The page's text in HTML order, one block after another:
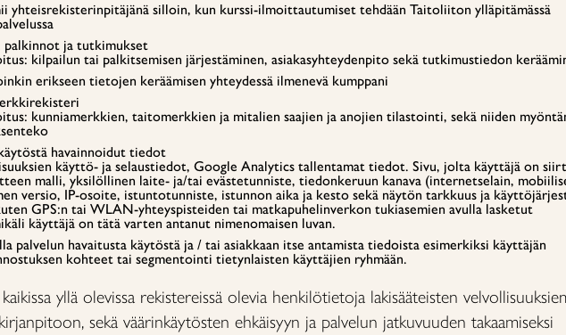
silloin, kun kurssi-ilmoittautumiset tehdään Taitoliiton ylläpitämässä
ja tutkimukset
kilpailun tai palkitsemisen järjestäminen, asiakasyhteydenpito sekä tutkimustiedon
erikseen tietojen keräämisen yhteydessä ilmenevä kumppani
kunniamerkkien, taitomerkkien ja mitalien saajien ja anojien tilastointi, sekä niiden
havainnoidut tiedot
käyttö- ja selaustiedot, Google Analytics tallentamat tiedot. Sivu, jolta käyttäjä on
malli, yksilöllinen laite- ja/tai evästetunniste, tiedonkeruun kanava (internetselain,
versio, IP-osoite, istuntotunniste, istunnon aika ja kesto sekä näytön tarkkuus ja
GPS:n tai WLAN-yhteyspisteiden tai matkapuhelinverkon tukiasemien avulla lasketut
käyttäjä on tätä varten antanut nimenomaisen luvan.
palvelun havaitusta käytöstä ja / tai asiakkaan itse antamista tiedoista esimerkiksi käyttäjän
kohteet tai segmentointi tietynlaisten käyttäjien ryhmään.
yllä olevissa rekistereissä olevia henkilötietoja lakisääteisten
sekä väärinkäytösten ehkäisyyn ja palvelun jatkuvuuden takaamiseksi